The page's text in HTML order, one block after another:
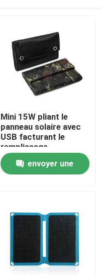
Mini 15W pliant le
panneau solaire avec
USB facturant le
remplissage
d'ordinateur portable
de téléphoneenvoyer une